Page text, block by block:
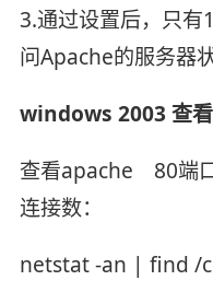
3.通过设置后，只
问Apache的服务器状
windows 2003 查看
查看apache 80端
连接数：
netstat -an | find /